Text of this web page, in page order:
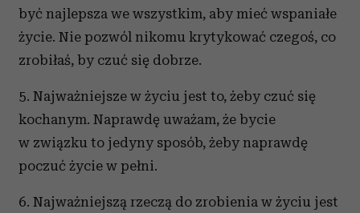
być najlepsza we wszystkim, aby mieć wspaniałe
życie. Nie pozwól nikomu krytykować czegoś, co
zrobiłaś, by czuć się dobrze.
5. Najważniejsze w życiu jest to, żeby czuć się
kochanym. Naprawdę uważam, że bycie
w związku to jedyny sposób, żeby naprawdę
poczuć życie w pełni.
6. Najważniejszą rzeczą do zrobienia w życiu jest